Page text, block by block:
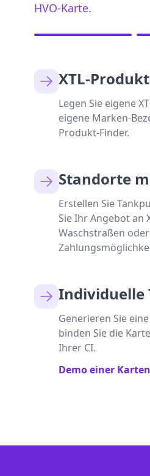
HVO-Karte.
XTL-
Legen Sie eigene
eigene Marken-
Produkt-Finder.
Standorte
Erstellen Sie
Sie Ihr Angebot an
Waschstraßen
Individuelle
Generieren Sie
binden Sie die
Ihrer CI.
Demo einer